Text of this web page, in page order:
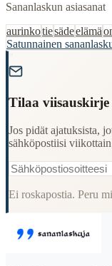
Sananlaskun asiasanat
aurinkotiesädeelämä
Satunnainen
Tilaa viisauskirje
Jos pidät ajatuksista,
sähköpostiisi
Ei roskapostia. Peru